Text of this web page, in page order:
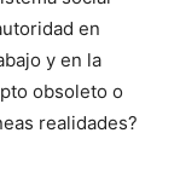
en
y en la
obsoleto o
realidades?